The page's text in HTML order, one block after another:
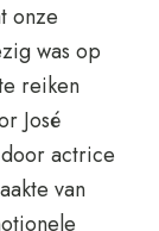
onze
was op
reiken
José
actrice
van